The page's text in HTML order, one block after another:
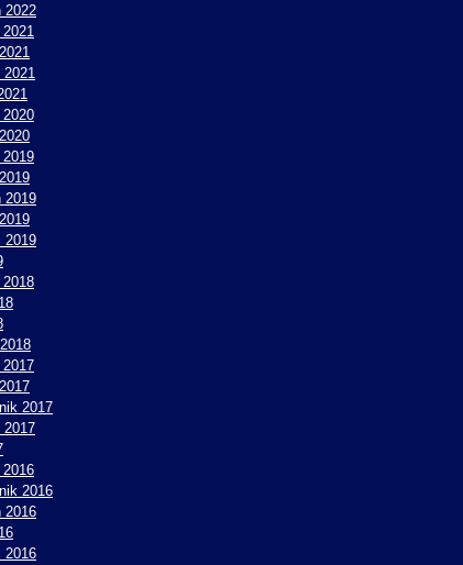
2022
2019
2019
2017
2017
2016
2016
2016